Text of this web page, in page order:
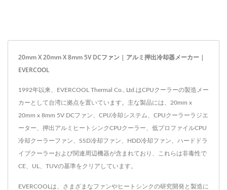
20mm X 20mm X 8mm 5V DCファン | アルミ押出冷却器メーカー |
EVERCOOL
1992年以来、EVERCOOL Thermal Co., Ltd.はCPUクーラーの製造メー
カーとして台湾に拠点を置いています。主な製品には、20mm x
20mm x 8mm 5V DCファン、CPU冷却システム、CPUクーラーラジエ
ーター、押出アルミヒートシンクCPUクーラー、低プロファイルCPU
冷却クーラーファン、SSD冷却ファン、HDD冷却ファン、ハードドラ
イブクーラーおよび関連周辺機器が含まれており、これらは非毒性で
CE、UL、TUVの基準をクリアしています。
EVERCOOLは、さまざまなファンやヒートシンクの研究開発と製造に